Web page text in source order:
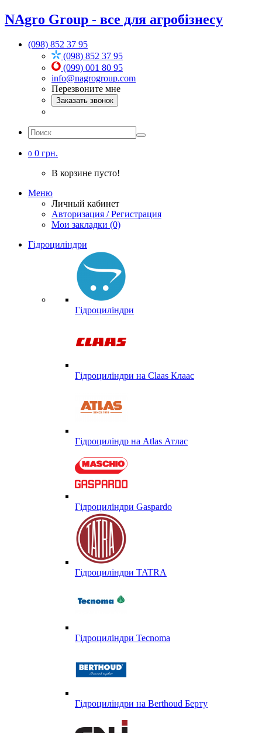
NAgro Group - все для агробізнесу
(098) 852 37 95
(098) 852 37 95
(099) 001 80 95
info@nagrogroup.com
Перезвоните мне
Заказать звонок
0 0 грн.
В корзине пусто!
Меню
Личный кабинет
Авторизация / Регистрация
Мои закладки (0)
Гідроциліндри
Гідроциліндри
Гідроциліндри на Claas Клаас
Гідроциліндр на Atlas Атлас
Гідроциліндри Gaspardo
Гідроциліндри TATRA
Гідроциліндри Tecnoma
Гідроциліндри на Berthoud Берту